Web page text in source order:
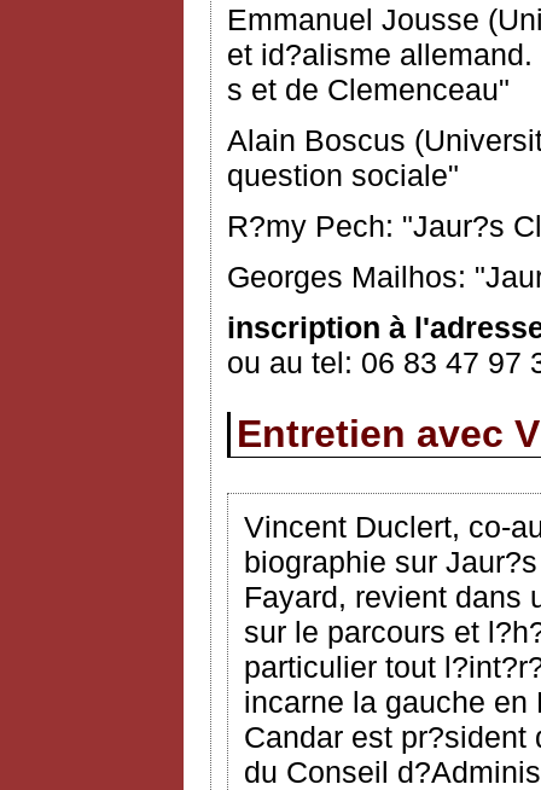
Emmanuel Jousse
et id?alisme
s et de Clemenceau"
Alain Boscus
question sociale"
R?my Pech: "Jaur?s
Georges Mailhos:
inscription à
ou au tel: 06 83 47 97
Entretien avec
Vincent Duclert, co-
biographie sur
Fayard, revient dans
sur le parcours et
particulier tout
incarne la gauche
Candar est pr?sident
du Conseil